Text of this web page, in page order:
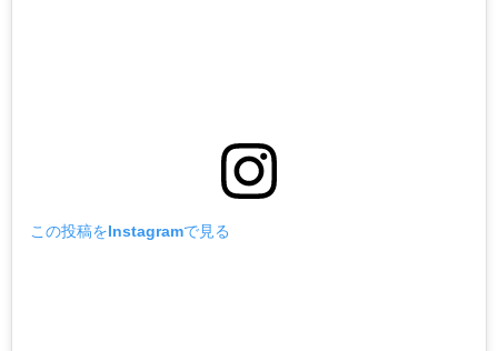
この投稿をInstagramで見る